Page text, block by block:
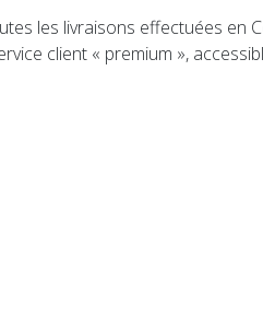
les livraisons effectuées en
client « premium »,